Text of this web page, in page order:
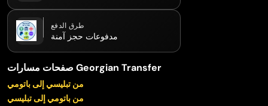
طرق الدفع
مدفوعات حجز آمنة
صفحات مسارات Georgian Transfer
من تبليسي إلى باتومي
من باتومي إلى تبليسي